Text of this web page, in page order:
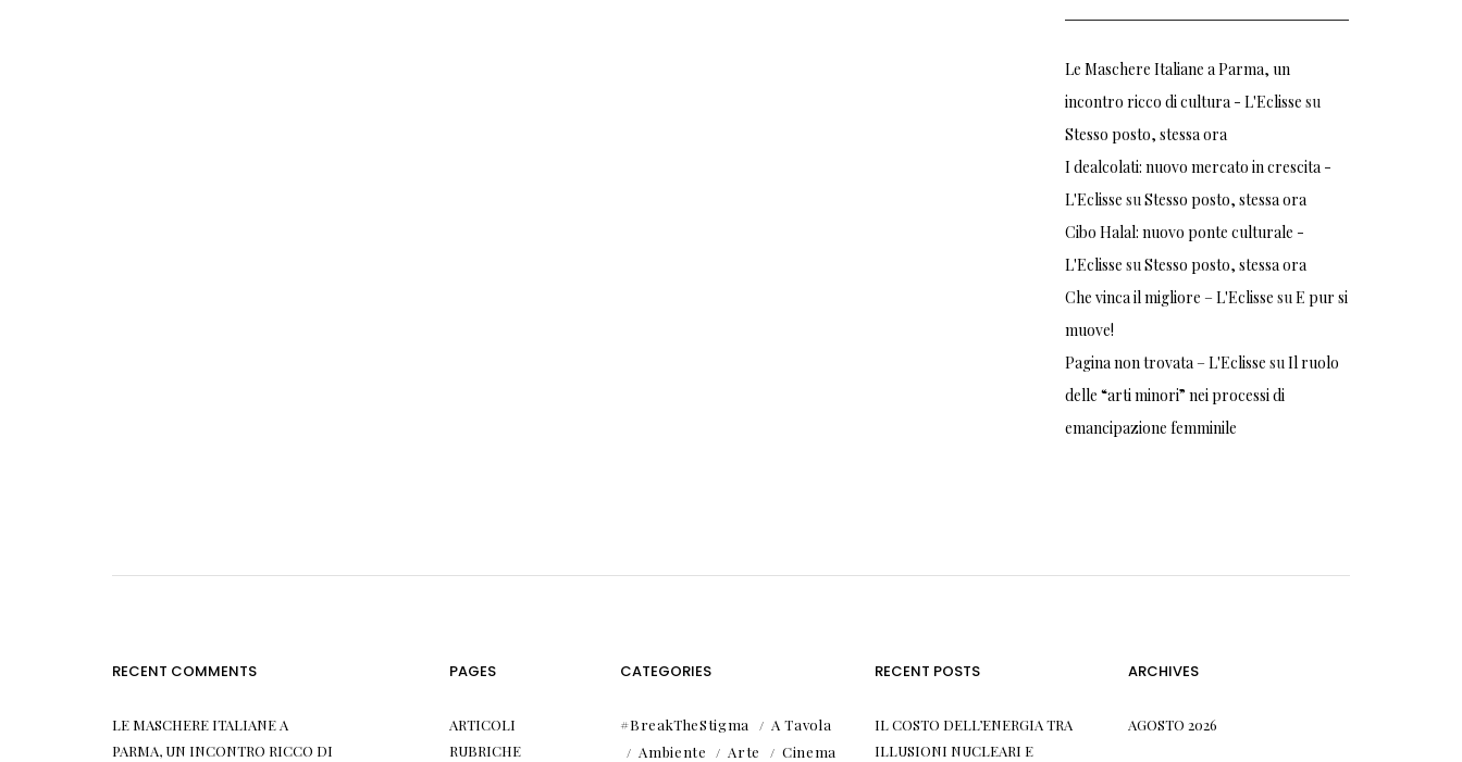
Le Maschere Italiane a Parma, un
incontro ricco di cultura - L'Eclisse su
Stesso posto, stessa ora
I dealcolati: nuovo mercato in crescita -
L'Eclisse suStesso posto, stessa ora
Cibo Halal: nuovo ponte culturale -
L'Eclisse suStesso posto, stessa ora
Che vinca il migliore – L'Eclisse suE pur si
muove!
Pagina non trovata – L'Eclisse suIl ruolo
delle “arti minori” nei processi di
emancipazione femminile
RECENT COMMENTS
LE MASCHERE ITALIANE A
PARMA, UN INCONTRO RICCO DI
PAGES
ARTICOLI
RUBRICHE
CATEGORIES
#BreakTheStigma
A Tavola
Ambiente
Arte
Cinema
RECENT POSTS
IL COSTO DELL’ENERGIA TRA
ILLUSIONI NUCLEARI E
ARCHIVES
AGOSTO 2026